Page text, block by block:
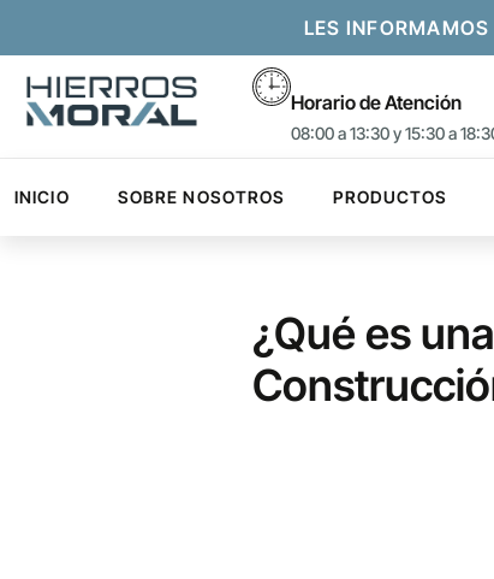
LES
Horario de Atención
08:00 a 13:30 y 15:30 a
INICIO SOBRE NOSOTROS PRODUCTOS
¿Qué es